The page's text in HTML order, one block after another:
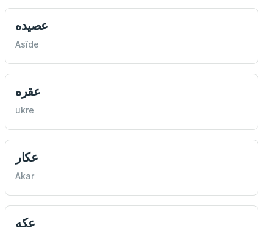
عصيده
Asîde
عقره
ukre
عكار
Akar
عكه